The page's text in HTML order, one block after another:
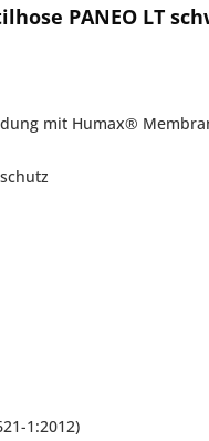
PANEO LT
mit Humax®
1:2012)